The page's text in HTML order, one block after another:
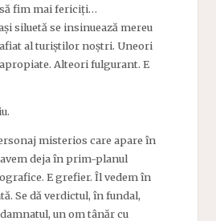
fim mai fericiți…
siluetă se insinuează mereu
al turiștilor noștri. Uneori
Alteori fulgurant. E
misterios care apare în
deja în prim-planul
E grefier. Îl vedem în
Se dă verdictul, în fundal,
un om tânăr cu